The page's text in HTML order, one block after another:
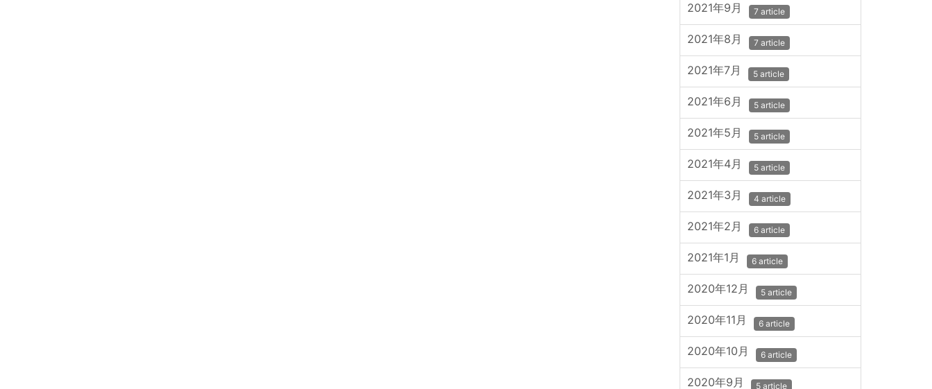
2021年9月 7 article
2021年8月 7 article
2021年7月 5 article
2021年6月 5 article
2021年5月 5 article
2021年4月 5 article
2021年3月 4 article
2021年2月 6 article
2021年1月 6 article
2020年12月 5 article
2020年11月 6 article
2020年10月 6 article
2020年9月 5 article